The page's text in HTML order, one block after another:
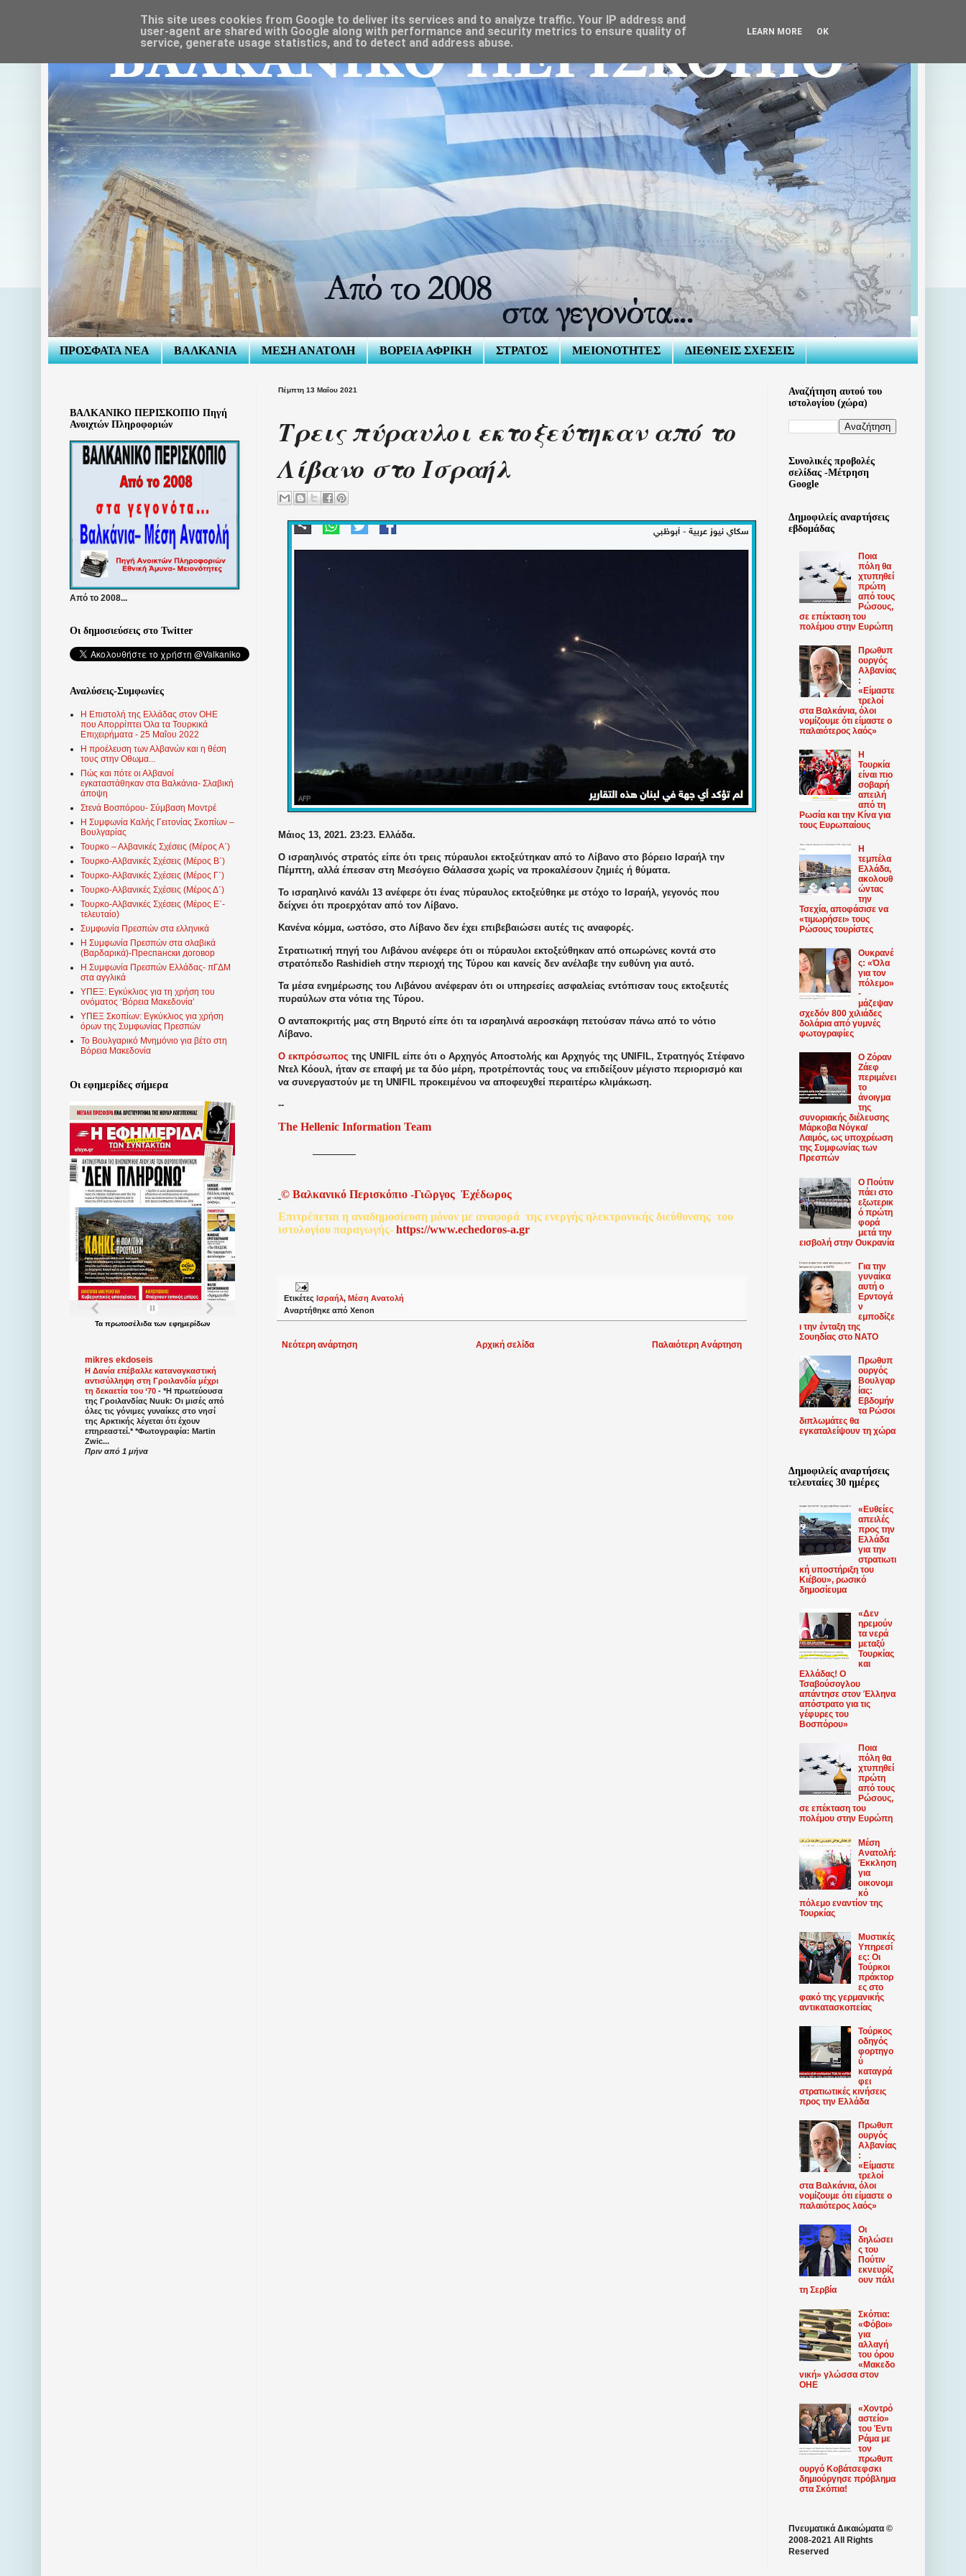
ΠΡΟΣΦΑΤΑ ΝΕΑ ΒΑΛΚΑΝΙΑ ΜΕΣΗ ΑΝΑΤΟΛΗ ΒΟΡΕΙΑ ΑΦΡΙΚΗ ΣΤΡΑΤΟΣ ΜΕΙΟΝΟΤΗΤΕΣ ΔΙΕΘΝΕΙΣ ΣΧΕΣΕΙΣ
Πέμπτη 13 Μαΐου 2021
Τρεις πύραυλοι εκτοξεύτηκαν από το
Λίβανο στο Ισραήλ
Μάιος 13, 2021. 23:23. Ελλάδα.
Ο ισραηλινός στρατός είπε ότι τρεις πύραυλοι εκτοξεύτηκαν από το Λίβανο στο βόρειο Ισραήλ την
Πέμπτη, αλλά έπεσαν στη Μεσόγειο Θάλασσα χωρίς να προκαλέσουν ζημιές ή θύματα.
Το ισραηλινό κανάλι 13 ανέφερε ότι ένας πύραυλος εκτοξεύθηκε με στόχο το Ισραήλ, γεγονός που
δείχνει ότι προερχόταν από τον Λίβανο.
Κανένα κόμμα, ωστόσο, στο Λίβανο δεν έχει επιβεβαιώσει αυτές τις αναφορές.
Στρατιωτική πηγή του Λιβάνου ανέφερε ότι οι πύραυλοι εκτοξεύθηκαν από οπωρώνες κοντά στο
στρατόπεδο Rashidieh στην περιοχή της Τύρου και κανείς δεν ανέλαβε την ευθύνη για αυτό.
Τα μέσα ενημέρωσης του Λιβάνου ανέφεραν ότι οι υπηρεσίες ασφαλείας εντόπισαν τους εκτοξευτές
πυραύλων στα νότια της Τύρου.
Ο ανταποκριτής μας στη Βηρυτό είπε ότι τα ισραηλινά αεροσκάφη πετούσαν πάνω από το νότιο
Λίβανο.
Ο εκπρόσωπος της UNIFIL είπε ότι ο Αρχηγός Αποστολής και Αρχηγός της UNIFIL, Στρατηγός Στέφανο
Ντελ Κόουλ, ήταν σε επαφή με τα δύο μέρη, προτρέποντάς τους να επιδείξουν μέγιστο περιορισμό και
να συνεργαστούν με τη UNIFIL προκειμένου να αποφευχθεί περαιτέρω κλιμάκωση.
--
The Hellenic Information Team
© Βαλκανικό Περισκόπιο -Γιῶργος Ἐχέδωρος
Επιτρέπεται η αναδημοσίευση μόνον με αναφορά της ενεργής ηλεκτρονικής διεύθυνσης του
ιστολογίου παραγωγής- https://www.echedoros-a.gr
Ετικέτες Ισραήλ, Μέση Ανατολή
Αναρτήθηκε από Xenon
Νεότερη ανάρτηση Παλαιότερη Ανάρτηση
Αρχική σελίδα
ΒΑΛΚΑΝΙΚΟ ΠΕΡΙΣΚΟΠΙΟ Πηγή
Ανοιχτών Πληροφοριών
Από το 2008...
Οι δημοσιεύσεις στο Twitter
Αναλύσεις-Συμφωνίες
Η Επιστολή της Ελλάδας στον ΟΗΕ
που Απορρίπτει Όλα τα Τουρκικά
Επιχειρήματα - 25 Μαΐου 2022
Η προέλευση των Αλβανών και η θέση
τους στην Οθωμα...
Πώς και πότε οι Αλβανοί
εγκαταστάθηκαν στα Βαλκάνια- Σλαβική
άποψη
Στενά Βοσπόρου- Σύμβαση Μοντρέ
Η Συμφωνία Καλής Γειτονίας Σκοπίων –
Βουλγαρίας
Τουρκο – Αλβανικές Σχέσεις (Mέρος Α΄)
Τουρκο-Αλβανικές Σχέσεις (Μέρος Β΄)
Τουρκο-Αλβανικές Σχέσεις (Μέρος Γ΄)
Τουρκο-Αλβανικές Σχέσεις (Μέρος Δ΄)
Τουρκο-Αλβανικές Σχέσεις (Μέρος Ε΄-
τελευταίο)
Συμφωνία Πρεσπών στα ελληνικά
Η Συμφωνία Πρεσπών στα σλαβικά
(Βαρδαρικά)-Преспански договор
Η Συμφωνία Πρεσπών Ελλάδας- πΓΔΜ
στα αγγλικά
ΥΠΕΞ: Εγκύκλιος για τη χρήση του
ονόματος ‘Βόρεια Μακεδονία’
ΥΠΕΞ Σκοπίων: Εγκύκλιος για χρήση
όρων της Συμφωνίας Πρεσπών
Το Βουλγαρικό Μνημόνιο για βέτο στη
Βόρεια Μακεδονία
Οι εφημερίδες σήμερα
Τα πρωτοσέλιδατων εφημερίδων
mikres ekdoseis
Η Δανία επέβαλλε καταναγκαστική
αντισύλληψη στη Γροιλανδία μέχρι
τη δεκαετία του ‘70 - *Η πρωτεύουσα
της Γροιλανδίας Nuuk: Οι μισές από
όλες τις γόνιμες γυναίκες στο νησί
της Αρκτικής λέγεται ότι έχουν
επηρεαστεί.* *Φωτογραφία: Martin
Zwic...
Πριν από 1 μήνα
Αναζήτηση αυτού του
ιστολογίου (χώρα)
Συνολικές προβολές
σελίδας -Μέτρηση
Google
Δημοφιλείς αναρτήσεις
εβδομάδας
Ποια
πόλη θα
χτυπηθεί
πρώτη
από τους
Ρώσους,
σε επέκταση του
πολέμου στην Ευρώπη
Πρωθυπ
ουργός
Αλβανίας
:
«Είμαστε
τρελοί
στα Βαλκάνια, όλοι
νομίζουμε ότι είμαστε ο
παλαιότερος λαός»
Η
Τουρκία
είναι πιο
σοβαρή
απειλή
από τη
Ρωσία και την Κίνα για
τους Ευρωπαίους
Η
τεμπέλα
Ελλάδα,
ακολουθ
ώντας
την
Τσεχία, αποφάσισε να
«τιμωρήσει» τους
Ρώσους τουρίστες
Ουκρανέ
ς: «Όλα
για τον
πόλεμο»
-
μάζεψαν
σχεδόν 800 χιλιάδες
δολάρια από γυμνές
φωτογραφίες
Ο Ζόραν
Ζάεφ
περιμένει
το
άνοιγμα
της
συνοριακής διέλευσης
Μάρκοβα Νόγκα/
Λαιμός, ως υποχρέωση
της Συμφωνίας των
Πρεσπών
Ο Πούτιν
πάει στο
εξωτερικ
ό πρώτη
φορά
μετά την
εισβολή στην Ουκρανία
Για την
γυναίκα
αυτή ο
Ερντογά
ν
εμποδίζε
ι την ένταξη της
Σουηδίας στο ΝΑΤΟ
Πρωθυπ
ουργός
Βουλγαρ
ίας:
Εβδομήν
τα Ρώσοι
διπλωμάτες θα
εγκαταλείψουν τη χώρα
Δημοφιλείς αναρτήσεις
τελευταίες 30 ημέρες
«Ευθείες
απειλές
προς την
Ελλάδα
για την
στρατιωτι
κή υποστήριξη του
Κιέβου», ρωσικό
δημοσίευμα
«Δεν
ηρεμούν
τα νερά
μεταξύ
Τουρκίας
και
Ελλάδας! Ο
Τσαβούσογλου
απάντησε στον Έλληνα
απόστρατο για τις
γέφυρες του
Βοσπόρου»
Ποια
πόλη θα
χτυπηθεί
πρώτη
από τους
Ρώσους,
σε επέκταση του
πολέμου στην Ευρώπη
Μέση
Ανατολή:
Έκκληση
για
οικονομι
κό
πόλεμο εναντίον της
Τουρκίας
Μυστικές
Υπηρεσί
ες: Οι
Τούρκοι
πράκτορ
ες στο
φακό της γερμανικής
αντικατασκοπείας
Τούρκος
οδηγός
φορτηγο
ύ
καταγρά
φει
στρατιωτικές κινήσεις
προς την Ελλάδα
Πρωθυπ
ουργός
Αλβανίας
:
«Είμαστε
τρελοί
στα Βαλκάνια, όλοι
νομίζουμε ότι είμαστε ο
παλαιότερος λαός»
Οι
δηλώσει
ς του
Πούτιν
εκνευρίζ
ουν πάλι
τη Σερβία
Σκόπια:
«Φόβοι»
για
αλλαγή
του όρου
«Μακεδο
νική» γλώσσα στον
ΟΗΕ
«Χοντρό
αστείο»
του Έντι
Ράμα με
τον
πρωθυπ
ουργό Κοβάτσεφσκι
δημιούργησε πρόβλημα
στα Σκόπια!
Πνευματικά Δικαιώματα ©
2008-2021 All Rights
Reserved
This site uses cookies from Google to deliver its services and to analyze traffic. Your IP address and
user-agent are shared with Google along with performance and security metrics to ensure quality of
service, generate usage statistics, and to detect and address abuse.
LEARN MORE OK